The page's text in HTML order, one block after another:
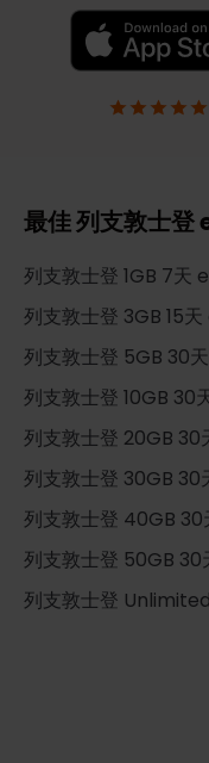
最佳 列支敦士登
列支敦士登 1GB 7天
列支敦士登 3GB 15天
列支敦士登 5GB 30天
列支敦士登 10GB 30
列支敦士登 20GB 30
列支敦士登 30GB 30
列支敦士登 40GB 30
列支敦士登 50GB 30
列支敦士登